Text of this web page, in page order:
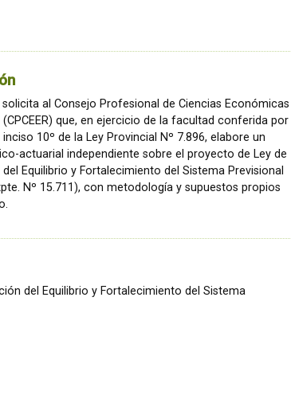
solicita al Consejo Profesional de Ciencias Económicas
(CPCEER) que, en ejercicio de la facultad conferida por
10º de la Ley Provincial Nº 7.896, elabore un
actuarial independiente sobre el proyecto de Ley de
Equilibrio y Fortalecimiento del Sistema Previsional
Nº 15.711), con metodología y supuestos propios
del Equilibrio y Fortalecimiento del Sistema